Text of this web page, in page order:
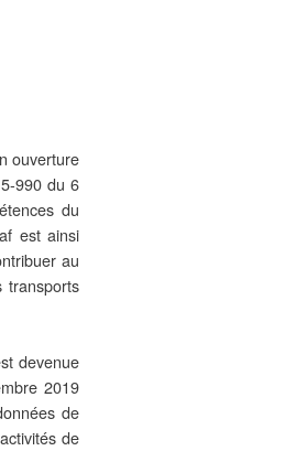
ouverture
990 du 6
du
est ainsi
au
transports
devenue
2019
de
de